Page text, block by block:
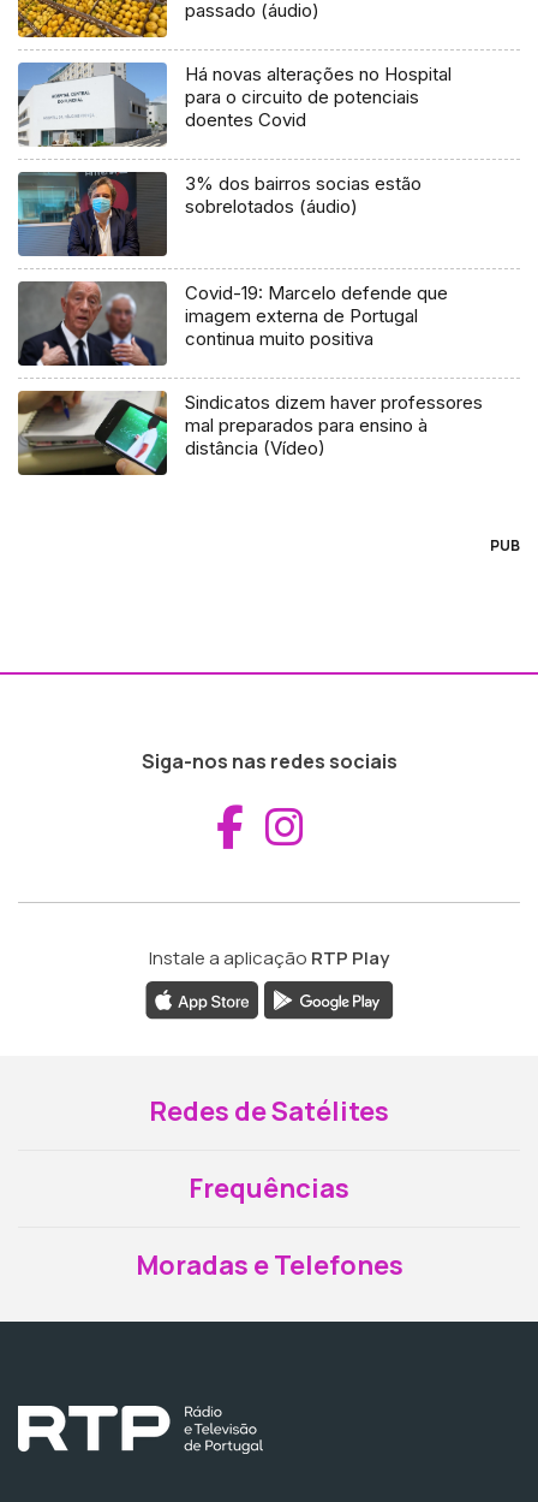
passado (áudio)
Há novas alterações no Hospital
para o circuito de potenciais
doentes Covid
3% dos bairros socias estão
sobrelotados (áudio)
Covid-19: Marcelo defende que
imagem externa de Portugal
continua muito positiva
Sindicatos dizem haver professores
mal preparados para ensino à
distância (Vídeo)
PUB
Siga-nos nas redes sociais
Aceder ao
Instale a aplicação RTP Play
Redes de Satélites
Frequências
Moradas e Telefones